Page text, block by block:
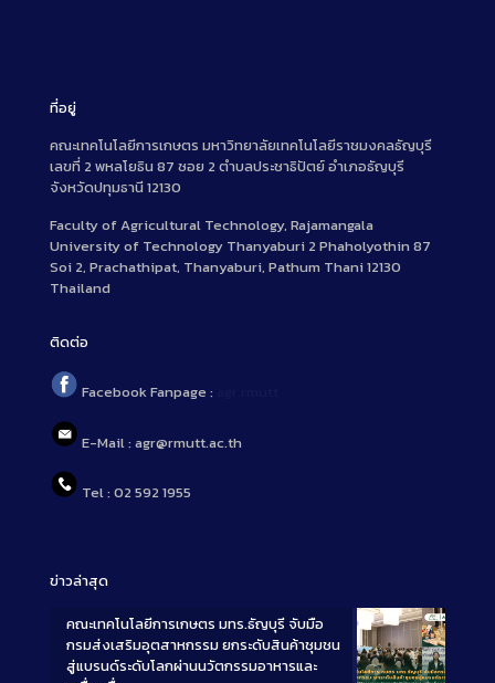
ที่อยู่
คณะเทคโนโลยีการเกษตร มหาวิทยาลัยเทคโนโลยีราชมงคลธัญบุรี
เลขที่ 2 พหลโยธิน 87 ซอย 2 ตำบลประชาธิปัตย์ อำเภอธัญบุรี
จังหวัดปทุมธานี 12130
Faculty of Agricultural Technology, Rajamangala
University of Technology Thanyaburi 2 Phaholyothin 87
Soi 2, Prachathipat, Thanyaburi, Pathum Thani 12130
Thailand
ติดต่อ
Facebook Fanpage :
E-Mail : agr@rmutt.ac.th
Tel : 02 592 1955
ข่าวล่าสุด
คณะเทคโนโลยีการเกษตร มทร.ธัญบุรี จับมือ
กรมส่งเสริมอุตสาหกรรม ยกระดับสินค้าชุมชน
สู่แบรนด์ระดับโลกผ่านนวัตกรรมอาหารและ